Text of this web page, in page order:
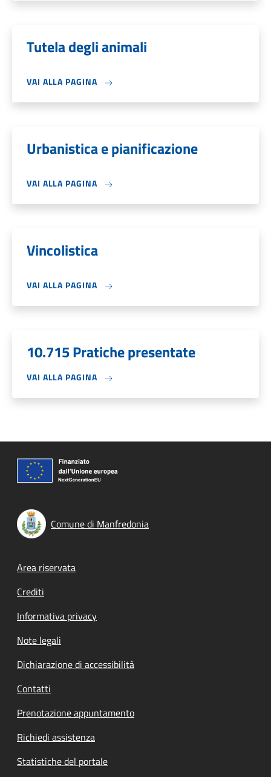
Tutela degli animali
VAI ALLA PAGINA
Urbanistica e pianificazione
VAI ALLA PAGINA
Vincolistica
VAI ALLA PAGINA
10.715 Pratiche presentate
VAI ALLA PAGINA
Comune di Manfredonia
Footer menu
Area riservata
Crediti
Informativa privacy
Note legali
Dichiarazione di accessibilità
Contatti
Prenotazione appuntamento
Richiedi assistenza
Statistiche del portale